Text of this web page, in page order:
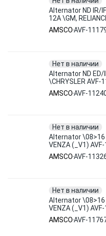
Alternator ND IR/
12A \GM,
AMSCOAVF-
Нет в наличии
Alternator ND ED/
\CHRYSLER AVF-
AMSCOAVF-
Нет в наличии
Alternator \08>16
VENZA (_V1)
AMSCOAVF-
Нет в наличии
Alternator \08>16
VENZA (_V1)
AMSCOAVF-